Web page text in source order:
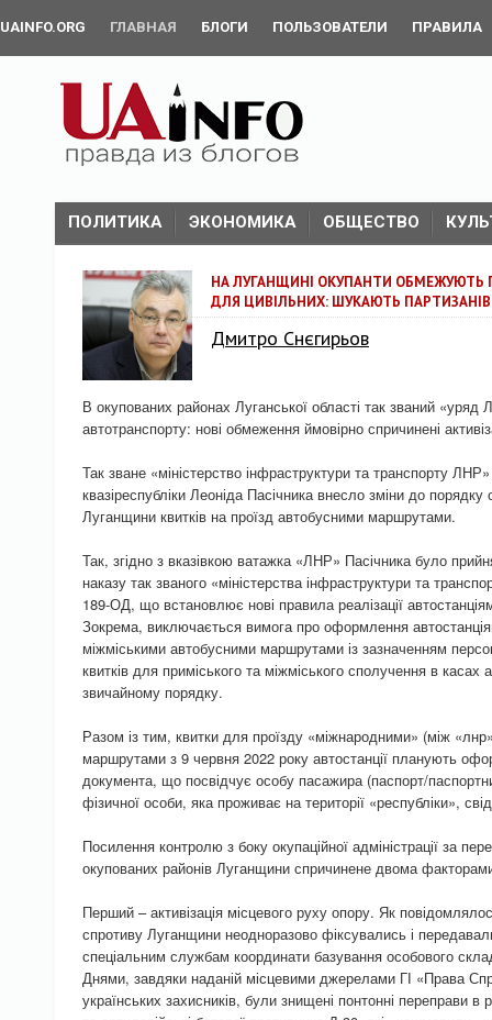
UAINFO.ORG ГЛАВНАЯ БЛОГИ ПОЛЬЗОВАТЕЛИ ПРАВИЛА
ПОЛИТИКА ЭКОНОМИКА ОБЩЕСТВО
НА ЛУГАНЩИНІ ОКУПАНТИ ОБМЕЖУЮТЬ
ДЛЯ ЦИВІЛЬНИХ: ШУКАЮТЬ
Дмитро Снєгирьов
В окупованих районах Луганської області так званий
автотранспорту: нові обмеження ймовірно спричинені
Так зване «міністерство інфраструктури та транспорту
квазіреспубліки Леоніда Пасічника внесло зміни до
Луганщини квитків на проїзд автобусними маршрутами.
Так, згідно з вказівкою ватажка «ЛНР» Пасічника було
наказу так званого «міністерства інфраструктури та
189-ОД, що встановлює нові правила реалізації
Зокрема, виключається вимога про оформлення
міжміськими автобусними маршрутами із зазначенням
квитків для приміського та міжміського сполучення в касах
звичайному порядку.
Разом із тим, квитки для проїзду «міжнародними» (між
маршрутами з 9 червня 2022 року автостанції планують
документа, що посвідчує особу пасажира (паспорт/
фізичної особи, яка проживає на території «республіки»,
Посилення контролю з боку окупаційної адміністрації за
окупованих районів Луганщини спричинене двома
Перший – активізація місцевого руху опору. Як
спротиву Луганщини неодноразово фіксувались і
спеціальним службам координати базування особового
Днями, завдяки наданій місцевими джерелами ГІ «Права
українських захисників, були знищені понтонні переправи в